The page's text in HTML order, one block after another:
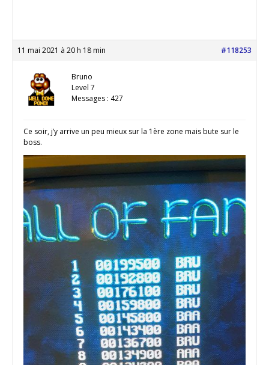
11 mai 2021 à 20 h 18 min #118253
Bruno
Level 7
Messages : 427
Ce soir, j’y arrive un peu mieux sur la 1ère zone mais bute sur le
boss.